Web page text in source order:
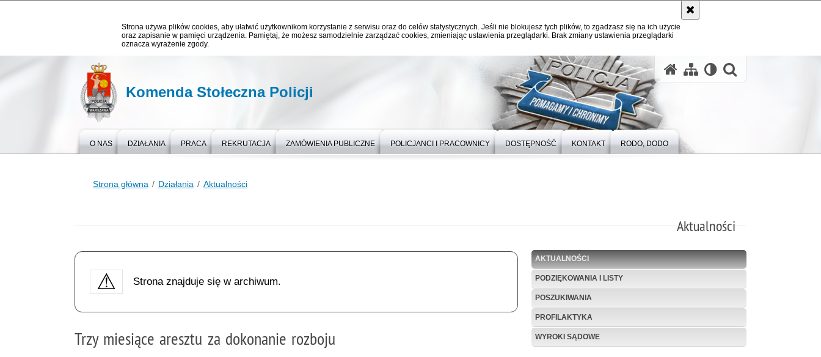
Strona używa plików cookies, aby ułatwić użytkownikom korzystanie z serwisu oraz do celów statystycznych. Jeśli nie blokujesz tych plików, to zgadzasz się na ich użycie
oraz zapisanie w pamięci urządzenia. Pamiętaj, że możesz samodzielnie zarządzać cookies, zmieniając ustawienia przeglądarki. Brak zmiany ustawienia przeglądarki
oznacza wyrażenie zgody.
Komenda Stołeczna Policji
O NAS DZIAŁANIA PRACA REKRUTACJA ZAMÓWIENIA PUBLICZNE POLICJANCI I PRACOWNICY DOSTĘPNOŚĆ KONTAKT RODO, DODO
Strona główna Działania Aktualności
Aktualności
Strona znajduje się w archiwum.
Trzy miesiące aresztu za dokonanie rozboju
AKTUALNOŚCI
PODZIĘKOWANIA I LISTY
POSZUKIWANIA
PROFILAKTYKA
WYROKI SĄDOWE